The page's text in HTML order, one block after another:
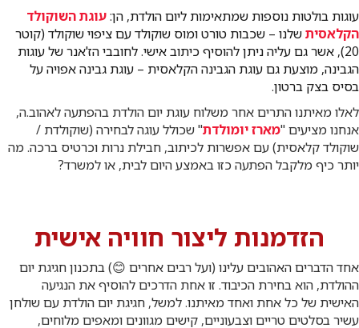
עוגות בולטות נוספות שמתאימות ליום הולדת, הן:עוגת השוקולד
הקלאסיתשלנו – שכבות טורט ומוס שוקולד עם ציפוי שוקולד (קוטר
20), אשר גם עליה ניתן להוסיף כיתוב אישי. לחובבי הז'אנר של עוגות
הגבינה, מוצעת גם עוגת הגבינה הקלאסית – עוגת גבינה אפויה על
בסיס בצק ברטון.
לאלו מאיתנו התרים אחר משלוח עוגת יום הולדת בהפתעה לאהוב.ה,
אנחנו מציעים "מארז יומולדת" שכולל עוגה לבחירה (שוקולדת /
שוקולד קלאסית) עם אפשרות לכיתוב, חבילת נרות וכרטיס ברכה. מה
יותר כיף מלקבל הפתעה כזו באמצע היום לבית, או למשרד?
הזדמנות ליצור חוויה אישית
אחד הדברים האהובים עלינו (ועל רבים אחרים 😊) בתכנון חגיגת יום
ההולדת, הוא בחירת הכיבוד. זו אחת הדרכים להוסיף את הנגיעה
האישית של כל אחת ואחד מאיתנו. למשל, חגיגת יום הולדת עם שולחן
עשיר בסלטים טריים וצבעוניים, קישים מגוונים ומאפים מלוחים,